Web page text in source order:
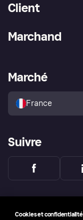
Client
Explorez les magasins
Politique de protection
l’acheteur Klarna
Marchand
Portail Marchand
Marché
France
Suivre
Cookies et confidentialité